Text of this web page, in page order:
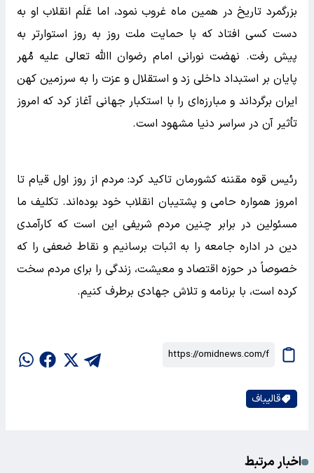
بزرگمرد تاریخ در همین ماه غروب نمود، اما عَلَم انقلاب او به
دست کسی افتاد که با حمایت ملت روز به روز استوار‌تر به
پیش رفت. نهضت نورانی امام رضوان االله تعالی علیه مُهر
پایان بر استبداد داخلی زد و استقلال و عزت را به سرزمین کهن
ایران برگرداند و مبارزه‌ای را با استکبار جهانی آغاز کرد که امروز
تأثیر آن در سراسر دنیا مشهود است.
رئیس قوه مقننه کشورمان تاکید کرد: مردم از روز اول قیام تا
امروز همواره حامی و پشتیبان انقلاب خود بوده‌اند. تکلیف ما
مسئولین در برابر چنین مردم شریفی این است که کارآمدی
دین در اداره جامعه را به اثبات برسانیم و نقاط ضعفی را که
خصوصاً در حوزه اقتصاد و معیشت، زندگی را برای مردم سخت
کرده است، با برنامه و تلاش جهادی برطرف کنیم.
قالیباف
اخبار مرتبط